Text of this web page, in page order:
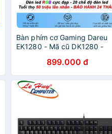
Bàn phím cơ Gaming Dareu
EK1280 - Mã cũ DK1280 -
hành 24 tháng - Cam kết lỗi 1
đổi 1
899.000 đ